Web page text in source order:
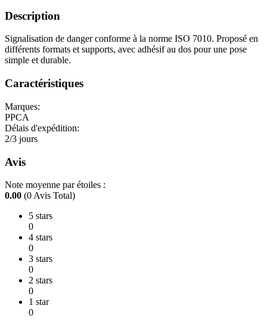
Description
Signalisation de danger conforme à la norme ISO 7010. Proposé en
différents formats et supports, avec adhésif au dos pour une pose
simple et durable.
Caractéristiques
Marques:
PPCA
Délais d'expédition:
2/3 jours
Avis
Note moyenne par étoiles :
0.00 (0 Avis Total)
5 stars
0
4 stars
0
3 stars
0
2 stars
0
1 star
0